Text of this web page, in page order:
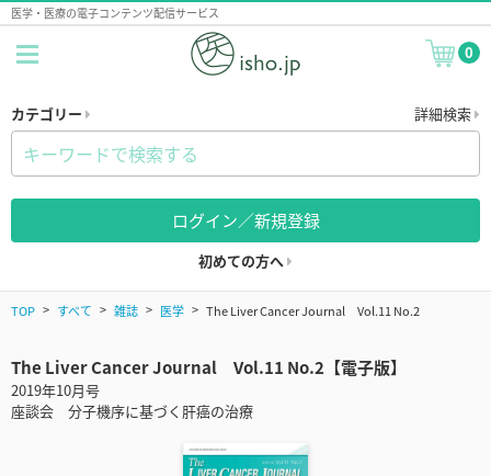
医学・医療の電子コンテンツ配信サービス
0
カテゴリー 詳細検索
ログイン／新規登録
初めての方へ
TOP すべて 雑誌 医学 The Liver Cancer Journal Vol.11 No.2
The Liver Cancer Journal Vol.11 No.2【電子版】
2019年10月号
座談会 分子機序に基づく肝癌の治療